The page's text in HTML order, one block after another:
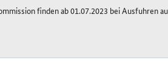
finden ab 01.07.2023 bei Ausfuhren